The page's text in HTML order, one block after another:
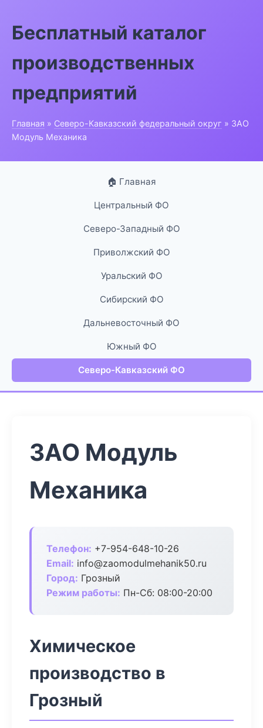
Бесплатный каталог
производственных
предприятий
Главная » Северо-Кавказский федеральный округ » ЗАО
Модуль Механика
🏠 Главная
Центральный ФО
Северо-Западный ФО
Приволжский ФО
Уральский ФО
Сибирский ФО
Дальневосточный ФО
Южный ФО
Северо-Кавказский ФО
ЗАО Модуль
Механика
Телефон: +7-954-648-10-26
Email: info@zaomodulmehanik50.ru
Город: Грозный
Режим работы: Пн-Сб: 08:00-20:00
Химическое
производство в
Грозный